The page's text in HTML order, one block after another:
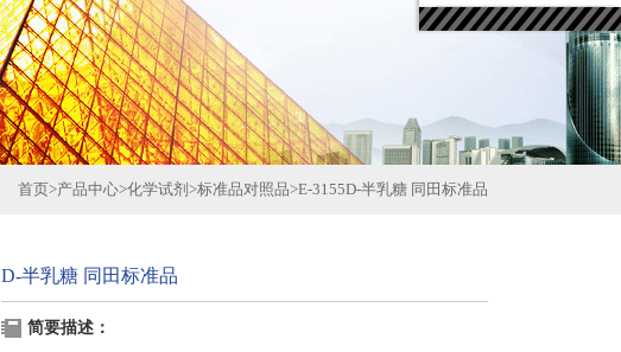
首页>产品中心>化学试剂 >标准品对照品>E-3155D-半乳糖 同田标准品
D-半乳糖 同田标准品
简要描述：